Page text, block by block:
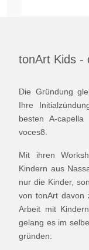
tonArt Kids -
Die Gründung
Ihre
besten A-
voces8.
Mit ihren
Kindern aus
nur die Kinder,
von tonArt davon
Arbeit mit
gelang es im
gründen: